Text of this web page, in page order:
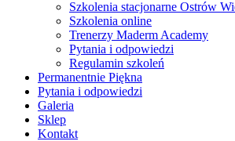
Szkolenia stacjonarne Ostrów
Szkolenia online
Trenerzy Maderm Academy
Pytania i odpowiedzi
Regulamin szkoleń
Permanentnie Piękna
Pytania i odpowiedzi
Galeria
Sklep
Kontakt